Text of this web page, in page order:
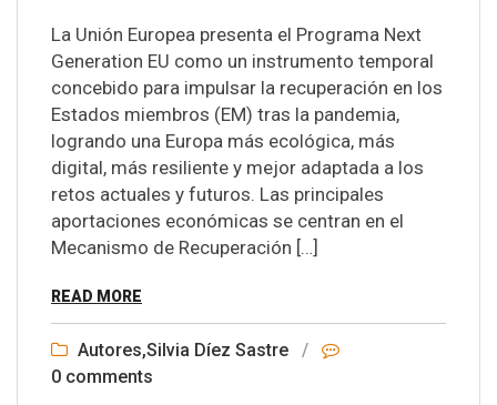
La Unión Europea presenta el Programa Next
Generation EU como un instrumento temporal
concebido para impulsar la recuperación en los
Estados miembros (EM) tras la pandemia,
logrando una Europa más ecológica, más
digital, más resiliente y mejor adaptada a los
retos actuales y futuros. Las principales
aportaciones económicas se centran en el
Mecanismo de Recuperación […]
READ MORE
Autores,Silvia Díez Sastre
/
0 comments